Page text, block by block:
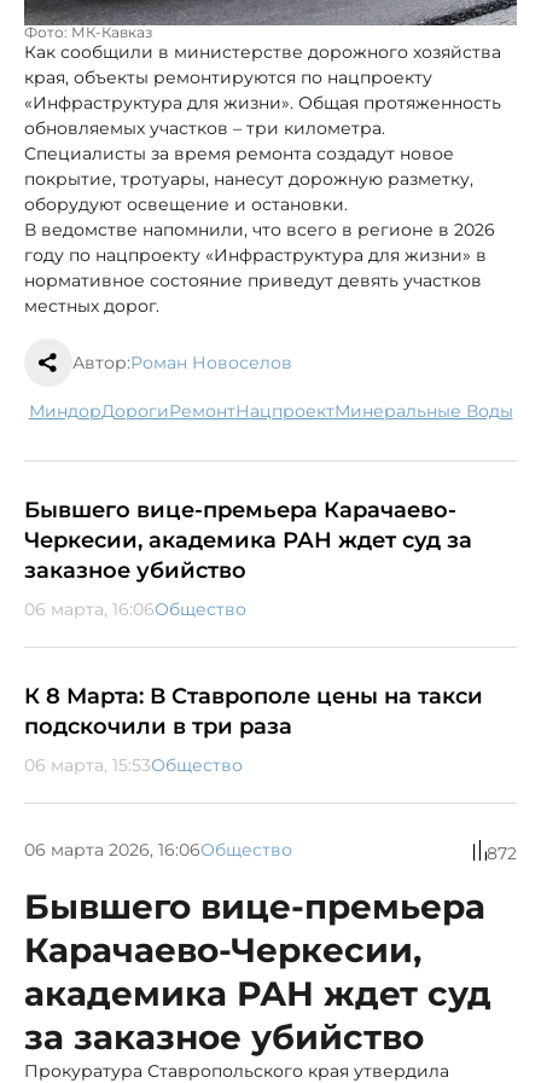
Фото: МК-Кавказ
Как сообщили в министерстве дорожного хозяйства
края, объекты ремонтируются по нацпроекту
«Инфраструктура для жизни». Общая протяженность
обновляемых участков – три километра.
Специалисты за время ремонта создадут новое
покрытие, тротуары, нанесут дорожную разметку,
оборудуют освещение и остановки.
В ведомстве напомнили, что всего в регионе в 2026
году по нацпроекту «Инфраструктура для жизни» в
нормативное состояние приведут девять участков
местных дорог.
Автор:Роман Новоселов
Миндор дороги ремонт нацпроект Минеральные Воды
Бывшего вице-премьера Карачаево-
Черкесии, академика РАН ждет суд за
заказное убийство
06 марта, 16:06Общество
К 8 Марта: В Ставрополе цены на такси
подскочили в три раза
06 марта, 15:53Общество
06 марта 2026, 16:06Общество 872
Бывшего вице-премьера
Карачаево-Черкесии,
академика РАН ждет суд
за заказное убийство
Прокуратура Ставропольского края утвердила